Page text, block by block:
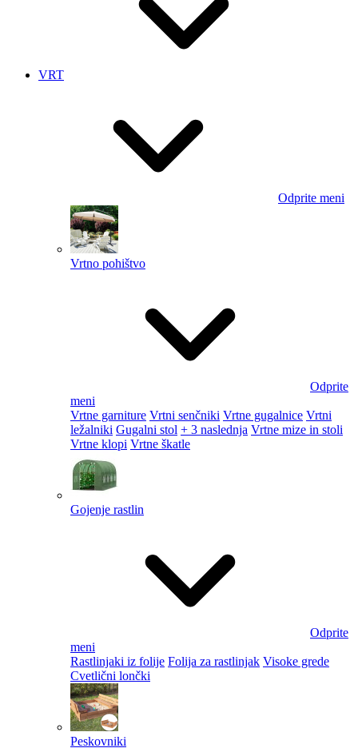
VRT
Odprite meni
Vrtno pohištvo
Odprite
meni
Vrtne garniture Vrtni senčniki Vrtne gugalnice Vrtni
ležalniki Gugalni stol + 3 naslednja Vrtne mize in stoli
Vrtne klopi Vrtne škatle
Gojenje rastlin
Odprite
meni
Rastlinjaki iz folije Folija za rastlinjak Visoke grede
Cvetlični lončki
Peskovniki